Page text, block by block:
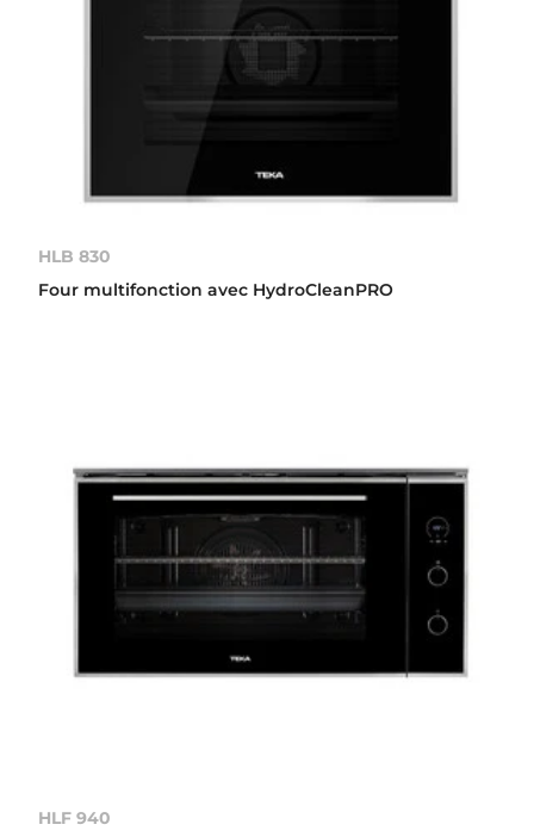
HLB 830
Four multifonction avec HydroCleanPRO
HLF 940